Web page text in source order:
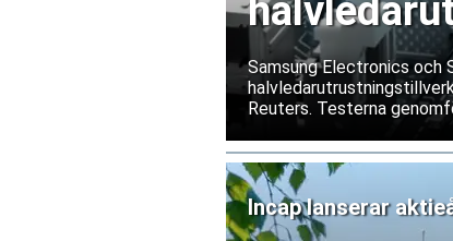
Samsung Electronics och
Reuters. Testerna
exportrestriktioner skulle
bolagen tillbakavisar dock
Incap lanserar